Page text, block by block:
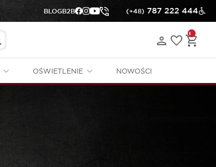
BLOGB2B (+48) 787 222 444
OŚWIETLENIE NOWOŚCI